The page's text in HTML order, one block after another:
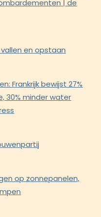
| de
en opstaan
Frankrijk bewijst 27%
30% minder water
op zonnepanelen,